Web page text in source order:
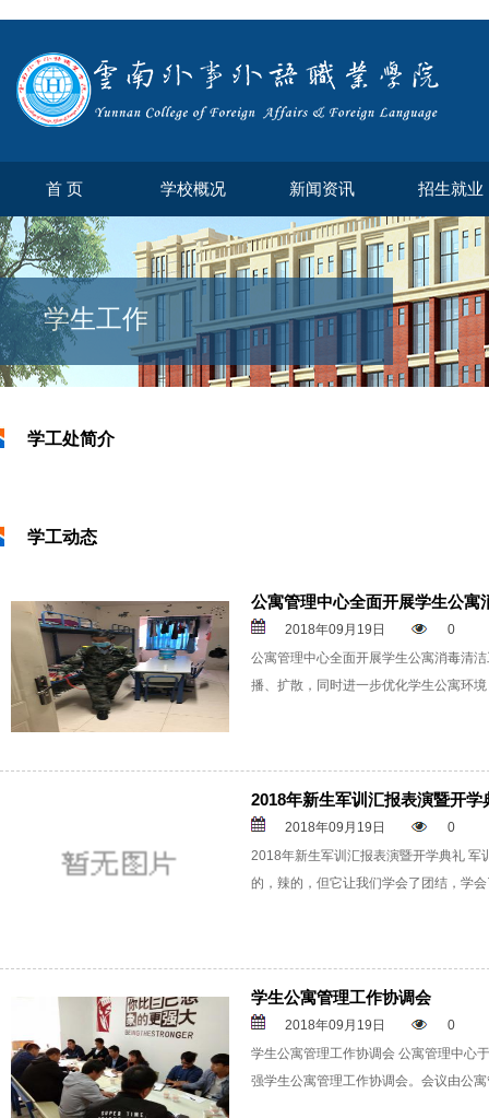
首 页 学校概况 新闻资讯 招生就业
学生工作
学工处简介
学工动态
公寓管理中心全面开展学生公寓
2018年09月19日
0
公寓管理中心全面开展学生公寓消毒清
播、扩散，同时进一步优化学生公寓环
2018年新生军训汇报表演暨开学
2018年09月19日
0
2018年新生军训汇报表演暨开学典礼 军
的，辣的，但它让我们学会了团结，学
学生公寓管理工作协调会
2018年09月19日
0
学生公寓管理工作协调会 公寓管理中心
强学生公寓管理工作协调会。会议由公